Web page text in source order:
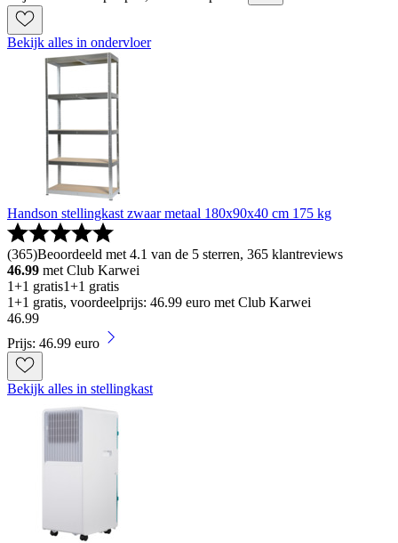
Bekijk alles in ondervloer
Handson stellingkast zwaar metaal 180x90x40 cm 175 kg
(365)Beoordeeld met 4.1 van de 5 sterren, 365 klantreviews
46.99 met Club Karwei
1+1 gratis1+1 gratis
1+1 gratis, voordeelprijs: 46.99 euro met Club Karwei
46.99
Prijs: 46.99 euro
Bekijk alles in stellingkast